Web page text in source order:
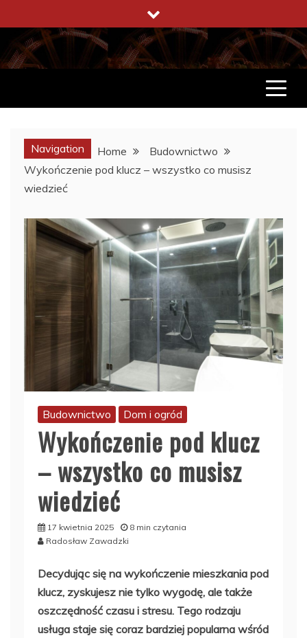
to
content
ENCYKLOPEDIA ŻYCIA
CO WARTO W ŻYCIU WIEDZIEĆ
Navigation Home
Budownictwo
Wykończenie pod klucz – wszystko co musisz
wiedzieć
Budownictwo Dom i ogród
Wykończenie pod klucz
– wszystko co musisz
wiedzieć
17 kwietnia 2025
8 min czytania
Radosław Zawadzki
Decydując się na wykończenie mieszkania pod
klucz, zyskujesz nie tylko wygodę, ale także
oszczędność czasu i stresu. Tego rodzaju
usługa staje się coraz bardziej popularna wśród